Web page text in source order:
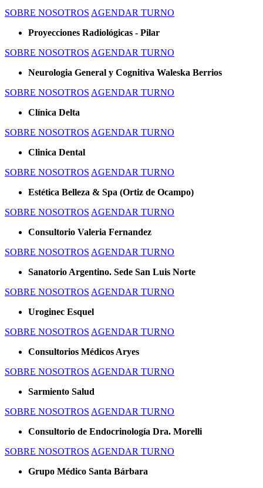
SOBRE NOSOTROS AGENDAR TURNO
Proyecciones Radiológicas - Pilar
SOBRE NOSOTROS AGENDAR TURNO
Neurologia General y Cognitiva Waleska Berrios
SOBRE NOSOTROS AGENDAR TURNO
Clínica Delta
SOBRE NOSOTROS AGENDAR TURNO
Clinica Dental
SOBRE NOSOTROS AGENDAR TURNO
Estética Belleza & Spa (Ortiz de Ocampo)
SOBRE NOSOTROS AGENDAR TURNO
Consultorio Valeria Fernandez
SOBRE NOSOTROS AGENDAR TURNO
Sanatorio Argentino. Sede San Luis Norte
SOBRE NOSOTROS AGENDAR TURNO
Uroginec Esquel
SOBRE NOSOTROS AGENDAR TURNO
Consultorios Médicos Aryes
SOBRE NOSOTROS AGENDAR TURNO
Sarmiento Salud
SOBRE NOSOTROS AGENDAR TURNO
Consultorio de Endocrinología Dra. Morelli
SOBRE NOSOTROS AGENDAR TURNO
Grupo Médico Santa Bárbara